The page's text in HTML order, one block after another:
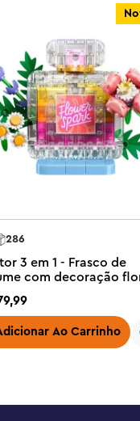
LEGO® Creator 3
meninas, meninos e
com as mesmas
– As crianças podem
(os modelos não
de brinquedo ou
tem cabeça,
e cabeça
tem uma coleira
adoram animais,
conjuntos de
incluindo
286
3 em 1 - Frasco de
com decoração
,99
Ao Carrinho